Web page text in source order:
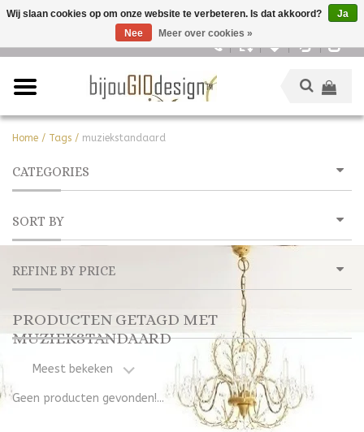
Home / Tags / muziekstandaard
CATEGORIES
SORT BY
REFINE BY PRICE
PRODUCTEN GETAGD MET
MUZIEKSTANDAARD
Meest bekeken
Geen producten gevonden!...
Wij slaan cookies op om onze website te verbeteren. Is dat akkoord?
Ja
Nee
Meer over cookies »